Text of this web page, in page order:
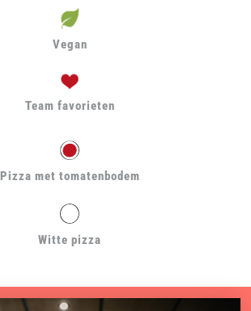
Vegan
Team favorieten
Pizza met tomatenbodem
Witte pizza